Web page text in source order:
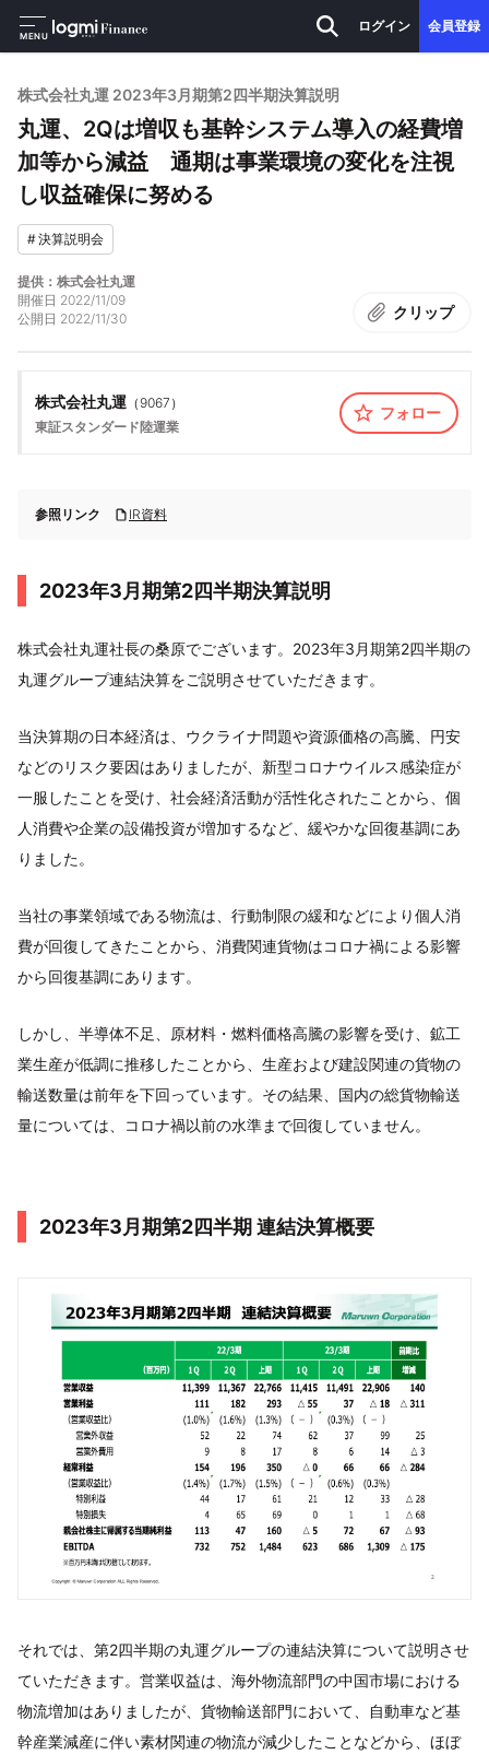
MENU
ログイン 会員登録
株式会社丸運 2023年3月期第2四半期決算説明
丸運、2Qは増収も基幹システム導入の経費増
加等から減益 通期は事業環境の変化を注視
し収益確保に努める
#決算説明会
提供：株式会社丸運
開催日 2022/11/09
公開日 2022/11/30 クリップ
株式会社丸運 （ 9067 ）
東証スタンダード陸運業
フォロー
参照リンク IR資料
2023年3月期第2四半期決算説明
株式会社丸運社長の桑原でございます。2023年3月期第2四半期の
丸運グループ連結決算をご説明させていただきます。
当決算期の日本経済は、ウクライナ問題や資源価格の高騰、円安
などのリスク要因はありましたが、新型コロナウイルス感染症が
一服したことを受け、社会経済活動が活性化されたことから、個
人消費や企業の設備投資が増加するなど、緩やかな回復基調にあ
りました。
当社の事業領域である物流は、行動制限の緩和などにより個人消
費が回復してきたことから、消費関連貨物はコロナ禍による影響
から回復基調にあります。
しかし、半導体不足、原材料・燃料価格高騰の影響を受け、鉱工
業生産が低調に推移したことから、生産および建設関連の貨物の
輸送数量は前年を下回っています。その結果、国内の総貨物輸送
量については、コロナ禍以前の水準まで回復していません。
2023年3月期第2四半期 連結決算概要
それでは、第2四半期の丸運グループの連結決算について説明させ
ていただきます。営業収益は、海外物流部門の中国市場における
物流増加はありましたが、貨物輸送部門において、自動車など基
幹産業減産に伴い素材関連の物流が減少したことなどから、ほぼ